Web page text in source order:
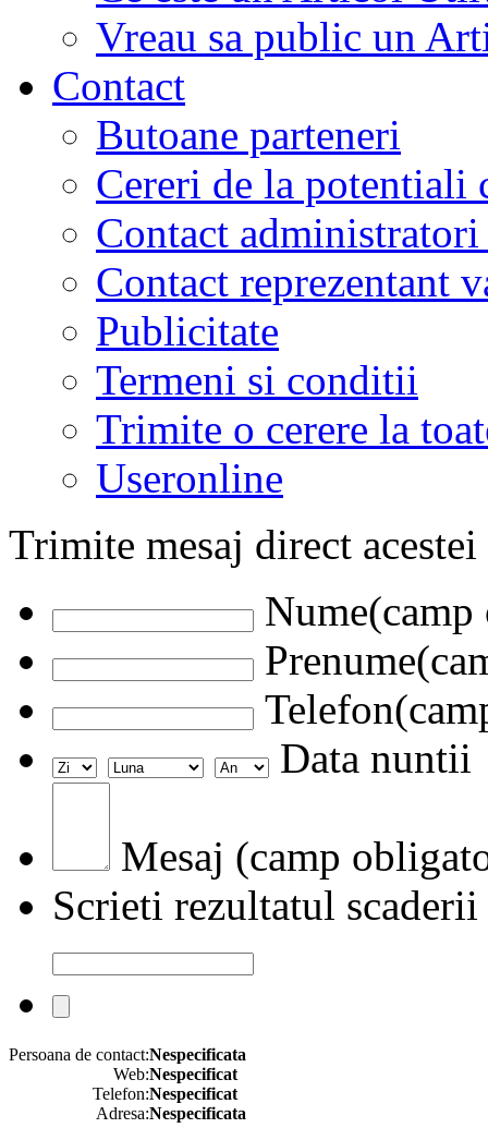
Vreau sa public un
Contact
Butoane parteneri
Cereri de la potentiali
Contact
Contact reprezentant
Publicitate
Termeni si conditii
Trimite o cerere la
Useronline
Trimite mesaj direct
Data nuntii
Mesaj (camp
Scrieti rezultatul scaderii
Persoana de contact:Nespecificata
Web:Nespecificat
Telefon:Nespecificat
Adresa:Nespecificata